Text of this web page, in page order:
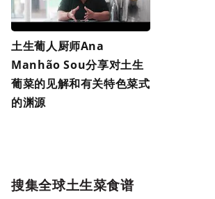
土生葡人厨师Ana
Manhão Sou分享对土生
葡菜的见解和有关特色菜式
的渊源
搜集全球土生菜食谱